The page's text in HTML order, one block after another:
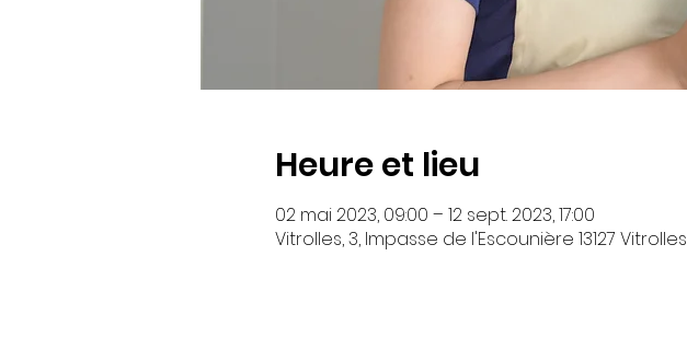
Heure et lieu
02 mai 2023, 09:00 – 12 sept. 2023, 17:00
Vitrolles, 3, Impasse de l'Escounière 13127 Vitrolles